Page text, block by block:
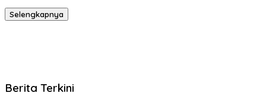
Selengkapnya
Berita Terkini